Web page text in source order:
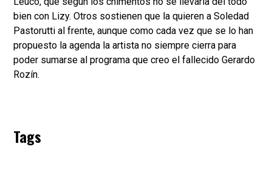
bien con Lizy. Otros sostienen que la quieren a Soledad
Pastorutti al frente, aunque como cada vez que se lo han
propuesto la agenda la artista no siempre cierra para
poder sumarse al programa que creo el fallecido Gerardo
Rozín.
Tags